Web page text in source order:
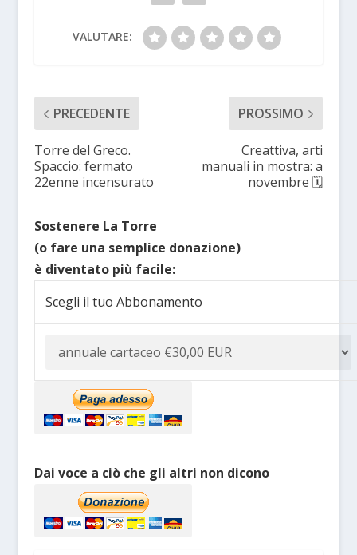
VALUTARE:
PRECEDENTE
Torre del Greco.
Spaccio: fermato
22enne incensurato
PROSSIMO
Creattiva, arti
manuali in mostra: a
novembre 🗓
Sostenere La Torre
(o fare una semplice donazione)
è diventato più facile:
Scegli il tuo Abbonamento
Dai voce a ciò che gli altri non dicono